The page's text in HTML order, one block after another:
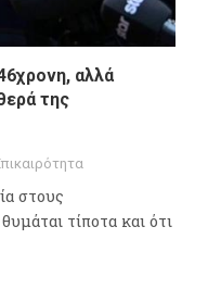
αλλά
της
στους
τίποτα και ότι